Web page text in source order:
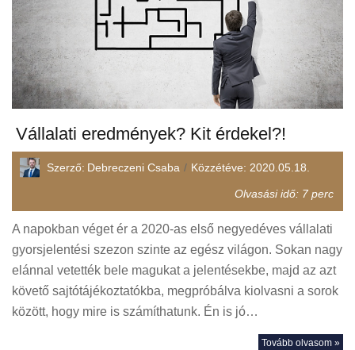
Vállalati eredmények? Kit érdekel?!
Szerző: Debreczeni Csaba Közzétéve: 2020.05.18.
Olvasási idő: 7 perc
A napokban véget ér a 2020-as első negyedéves vállalati
gyorsjelentési szezon szinte az egész világon. Sokan nagy
elánnal vetették bele magukat a jelentésekbe, majd az azt
követő sajtótájékoztatókba, megpróbálva kiolvasni a sorok
között, hogy mire is számíthatunk. Én is jó…
Tovább olvasom »